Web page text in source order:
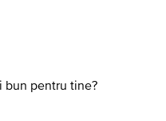
bun pentru tine?